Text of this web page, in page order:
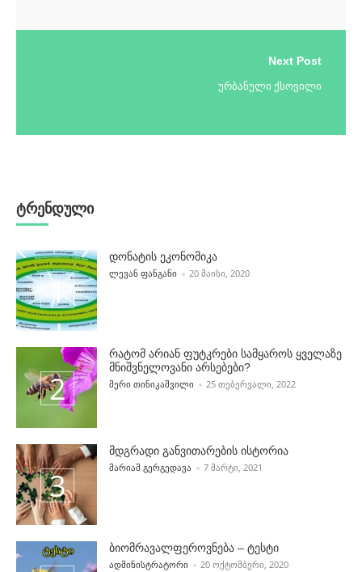
Next Post
ურბანული ქსოვილი
ტრენდული
დონატის ეკონომიკა
POSTED BY
ᲚᲔᲕᲐᲜ ᲤᲐᲜᲒᲐᲜᲘ 20 ᲛᲐᲘᲡᲘ, 2020
რატომ არიან ფუტკრები სამყაროს ყველაზე
მნიშვნელოვანი არსებები?
POSTED BY
ᲛᲔᲠᲘ ᲗᲘᲜᲘᲙᲐᲨᲕᲘᲚᲘ 25 ᲗᲔᲑᲔᲠᲕᲐᲚᲘ, 2022
მდგრადი განვითარების ისტორია
POSTED BY
ᲛᲐᲠᲘᲐᲛ ᲒᲔᲠᲒᲔᲓᲐᲕᲐ 7 ᲛᲐᲠᲢᲘ, 2021
ბიომრავალფეროვნება – ტესტი
POSTED BY
ᲐᲓᲛᲘᲜᲘᲡᲢᲠᲐᲢᲝᲠᲘ 20 ᲝᲥᲢᲝᲛᲑᲔᲠᲘ, 2020